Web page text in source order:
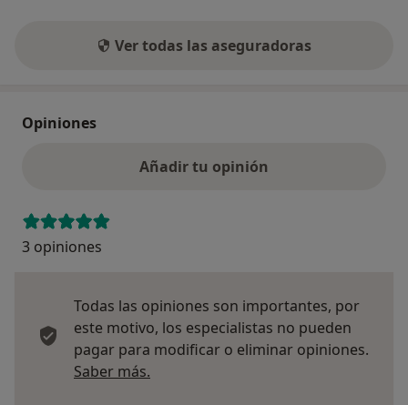
Ver todas las aseguradoras
Opiniones
Añadir tu opinión
3 opiniones
Todas las opiniones son importantes, por
este motivo, los especialistas no pueden
pagar para modificar o eliminar opiniones.
Saber más.